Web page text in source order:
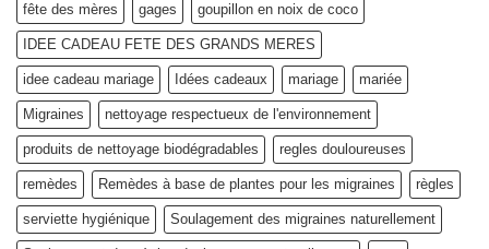
fête des mères gages goupillon en noix de coco
IDEE CADEAU FETE DES GRANDS MERES
idee cadeau mariage Idées cadeaux mariage mariée
Migraines nettoyage respectueux de l'environnement
produits de nettoyage biodégradables regles douloureuses
remèdes Remèdes à base de plantes pour les migraines règles
serviette hygiénique Soulagement des migraines naturellement